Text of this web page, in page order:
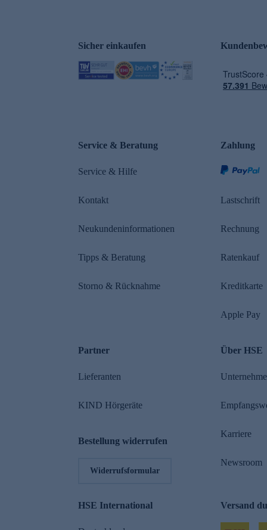
Sicher einkaufen
Service & Beratung
Service & Hilfe
Kontakt
Neukundeninformationen
Tipps & Beratung
Storno & Rücknahme
Zahlung
Lastschrift
Rechnung
Ratenkauf
Kreditkarte
Apple Pay
Partner
Lieferanten
KIND Hörgeräte
Bestellung widerrufen
Widerrufsformular
Über HSE
Karriere
Newsroom
HSE International Versand